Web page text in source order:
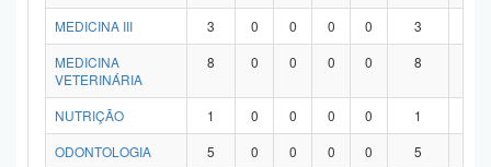
MEDICINA III
3 0 0 0 0 3
MEDICINA
VETERINÁRIA
8 0 0 0 0 8
NUTRIÇÃO 1 0 0 0 0 1
ODONTOLOGIA
5 0 0 0 0 5